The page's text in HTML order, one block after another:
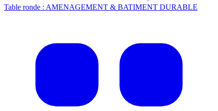
Table ronde : AMENAGEMENT & BATIMENT DURABLE